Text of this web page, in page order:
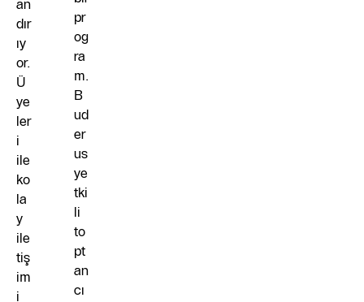
an
dır
ıy
or.
Ü
ye
ler
i
ile
ko
la
y
ile
tiş
im
i
pr
og
ra
m.
B
ud
er
us
ye
tki
li
to
pt
an
cı